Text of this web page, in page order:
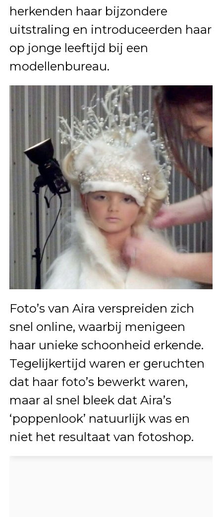
herkenden haar bijzondere
uitstraling en introduceerden haar
op jonge leeftijd bij een
modellenbureau.
Foto’s van Aira verspreiden zich
snel online, waarbij menigeen
haar unieke schoonheid erkende.
Tegelijkertijd waren er geruchten
dat haar foto’s bewerkt waren,
maar al snel bleek dat Aira’s
‘poppenlook’ natuurlijk was en
niet het resultaat van fotoshop.